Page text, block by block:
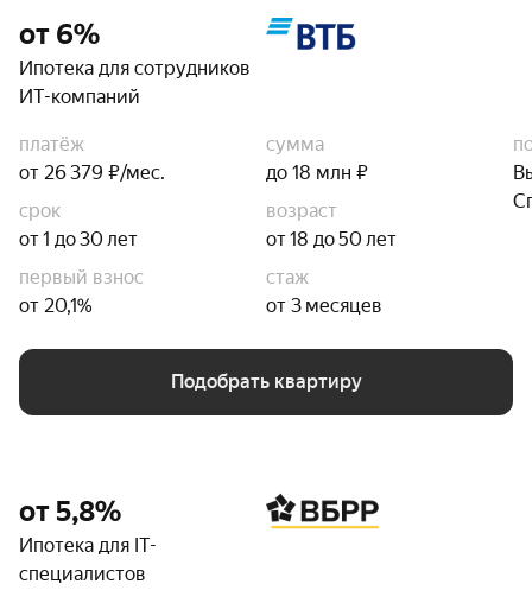
от 6%
Ипотека для сотрудников
ИТ-компаний
платёж
от 26 379 ₽/мес.
сумма
до 18 млн ₽
срок
от 1 до 30 лет
возраст
от 18 до 50 лет
первый взнос
от 20,1%
стаж
от 3 месяцев
Подобрать квартиру
от 5,8%
Ипотека для IT-
специалистов